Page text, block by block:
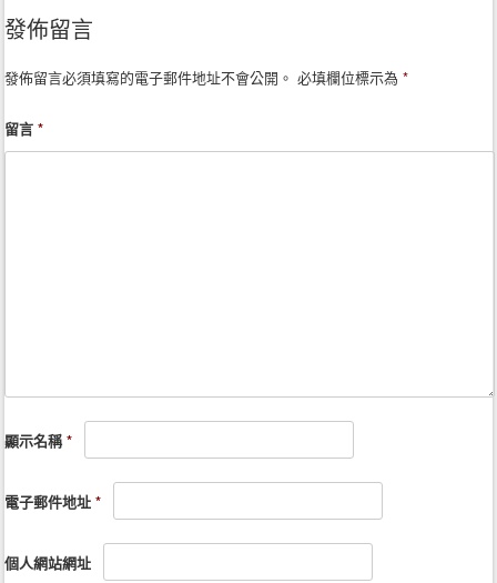
發佈留言
發佈留言必須填寫的電子郵件地址不會公開。 必填欄位標示為*
留言*
顯示名稱*
電子郵件地址*
個人網站網址